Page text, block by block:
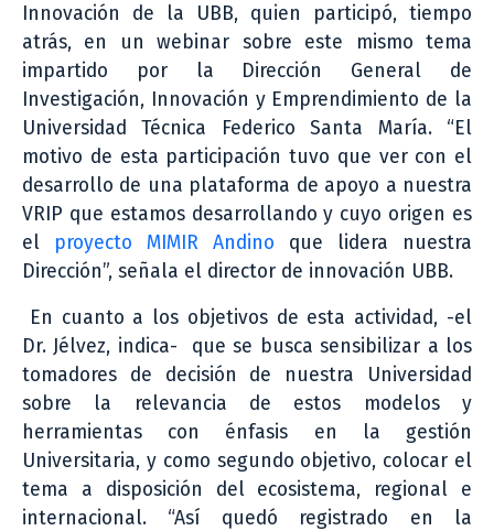
Innovación de la UBB, quien participó, tiempo
atrás, en un webinar sobre este mismo tema
impartido por la Dirección General de
Investigación, Innovación y Emprendimiento de la
Universidad Técnica Federico Santa María. “El
motivo de esta participación tuvo que ver con el
desarrollo de una plataforma de apoyo a nuestra
VRIP que estamos desarrollando y cuyo origen es
el proyecto MIMIR Andino que lidera nuestra
Dirección”, señala el director de innovación UBB.
En cuanto a los objetivos de esta actividad, -el
Dr. Jélvez, indica- que se busca sensibilizar a los
tomadores de decisión de nuestra Universidad
sobre la relevancia de estos modelos y
herramientas con énfasis en la gestión
Universitaria, y como segundo objetivo, colocar el
tema a disposición del ecosistema, regional e
internacional. “Así quedó registrado en la